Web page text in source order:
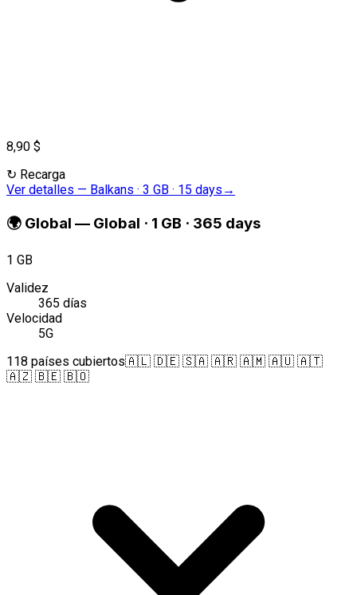
8,90 $
↻ Recarga
Ver detalles — Balkans · 3 GB · 15 days →
🌍 Global — Global · 1 GB · 365 days
1 GB
Validez
365 días
Velocidad
5G
118 países cubiertos🇦🇱 🇩🇪 🇸🇦 🇦🇷 🇦🇲 🇦🇺 🇦🇹
🇦🇿 🇧🇪 🇧🇴